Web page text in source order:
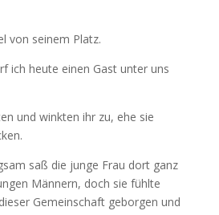
von seinem Platz.
ich heute einen Gast unter uns
und winkten ihr zu, ehe sie
saß die junge Frau dort ganz
Männern, doch sie fühlte
Gemeinschaft geborgen und